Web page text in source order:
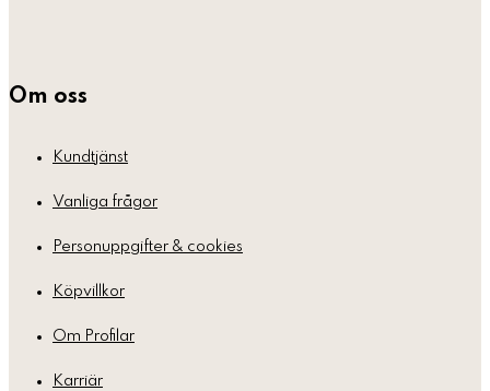
Om oss
Kundtjänst
Vanliga frågor
Personuppgifter & cookies
Köpvillkor
Om Profilar
Karriär